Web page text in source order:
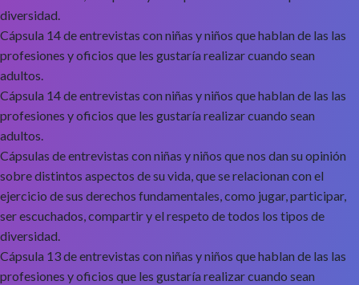
diversidad.
Cápsula 14 de entrevistas con niñas y niños que hablan de las las
profesiones y oficios que les gustaría realizar cuando sean
adultos.
Cápsula 14 de entrevistas con niñas y niños que hablan de las las
profesiones y oficios que les gustaría realizar cuando sean
adultos.
Cápsulas de entrevistas con niñas y niños que nos dan su opinión
sobre distintos aspectos de su vida, que se relacionan con el
ejercicio de sus derechos fundamentales, como jugar, participar,
ser escuchados, compartir y el respeto de todos los tipos de
diversidad.
Cápsula 13 de entrevistas con niñas y niños que hablan de las las
profesiones y oficios que les gustaría realizar cuando sean